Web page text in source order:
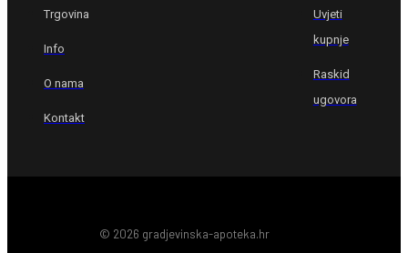
Trgovina
Info
O nama
Kontakt
Uvjeti
kupnje
Raskid
ugovora
© 2026 gradjevinska-apoteka.hr